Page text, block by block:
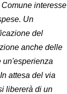
interesse
Un
del
anche delle
un'esperienza
attesa del via
libererà di un